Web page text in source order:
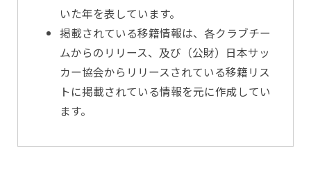
いた年を表しています。
掲載されている移籍情報は、各クラブチー
ムからのリリース、及び（公財）日本サッ
カー協会からリリースされている移籍リス
トに掲載されている情報を元に作成してい
ます。